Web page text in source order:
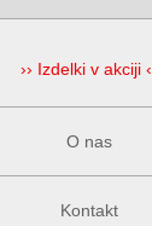
›› Izdelki v akciji
O nas
Kontakt